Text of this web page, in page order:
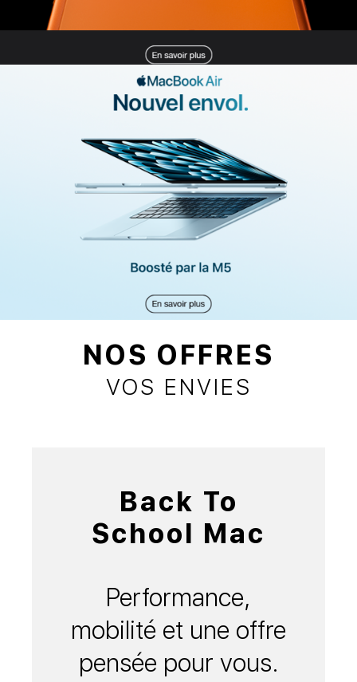
NOS OFFRES
VOS ENVIES
Back To
School Mac
Performance,
mobilité et une offre
pensée pour vous.